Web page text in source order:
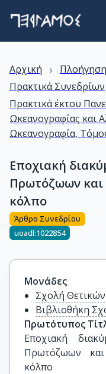
Αρχική › Πλοήγηση
Πρακτικά Συνεδρίων
Πρακτικά έκτου
Ωκεανογραφίας και
Ωκεανογραφία,
Εποχιακή
Πρωτόζωων και
κόλπο
Άρθρο Συνεδρίου
uoadl:1022854
Μονάδες
Σχολή
Βιβλιοθήκη
Πρωτότυπος
Εποχιακή
Πρωτόζωων
κόλπο